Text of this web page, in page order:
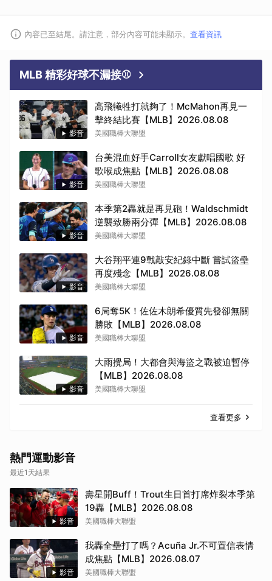
內容已至結尾。請注意，部分內容可能未顯示。 查看資訊
MLB 精彩好球不漏接⚾
影音
高飛犧牲打就夠了！McMahon再見一
擊終結比賽【MLB】2026.08.08
美國職棒大聯盟
影音
台美混血好手Carroll女友獻唱國歌 好
歌喉成焦點【MLB】2026.08.08
美國職棒大聯盟
影音
本季第2轟就是再見砲！Waldschmidt
逆襲致勝兩分彈【MLB】2026.08.08
美國職棒大聯盟
影音
大谷翔平連9戰敲安紀錄中斷 嘗試盜壘
再度殘念【MLB】2026.08.08
美國職棒大聯盟
影音
6局奪5K！佐佐木朗希優質先發卻無關
勝敗【MLB】2026.08.08
美國職棒大聯盟
影音
大雨攪局！大都會與海盜之戰被迫暫停
【MLB】2026.08.08
美國職棒大聯盟
查看更多
熱門運動影音
最近1天結果
影音
壽星開Buff！Trout生日首打席炸裂本季第
19轟【MLB】2026.08.08
美國職棒大聯盟
影音
我轟全壘打了嗎？Acuña Jr.不可置信表情
成焦點【MLB】2026.08.07
美國職棒大聯盟